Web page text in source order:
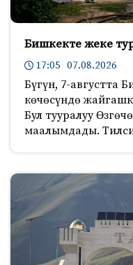
Бишкекте жеке
17:05 07.08.2026
Бүгүн, 7-августта
көчөсүндө
Бул тууралуу
маалымдады.